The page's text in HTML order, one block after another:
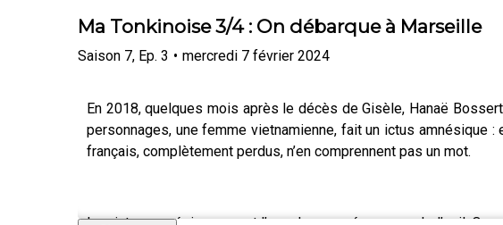
Ma Tonkinoise 3/4 : On débarque à Marseille
Saison 7, Ep. 3 • mercredi 7 février 2024
En 2018, quelques mois après le décès de Gisèle, Hanaë
personnages, une femme vietnamienne, fait un ictus
français, complètement perdus, n’en comprennent pas un mot.